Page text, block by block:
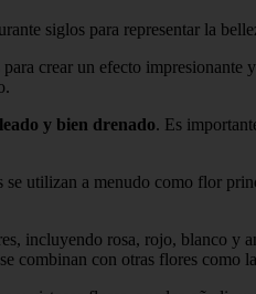
siglos para representar la
crear un efecto
y bien drenado. Es
se utilizan a menudo como flor
incluyendo rosa, rojo, blanco y
combinan con otras flores como